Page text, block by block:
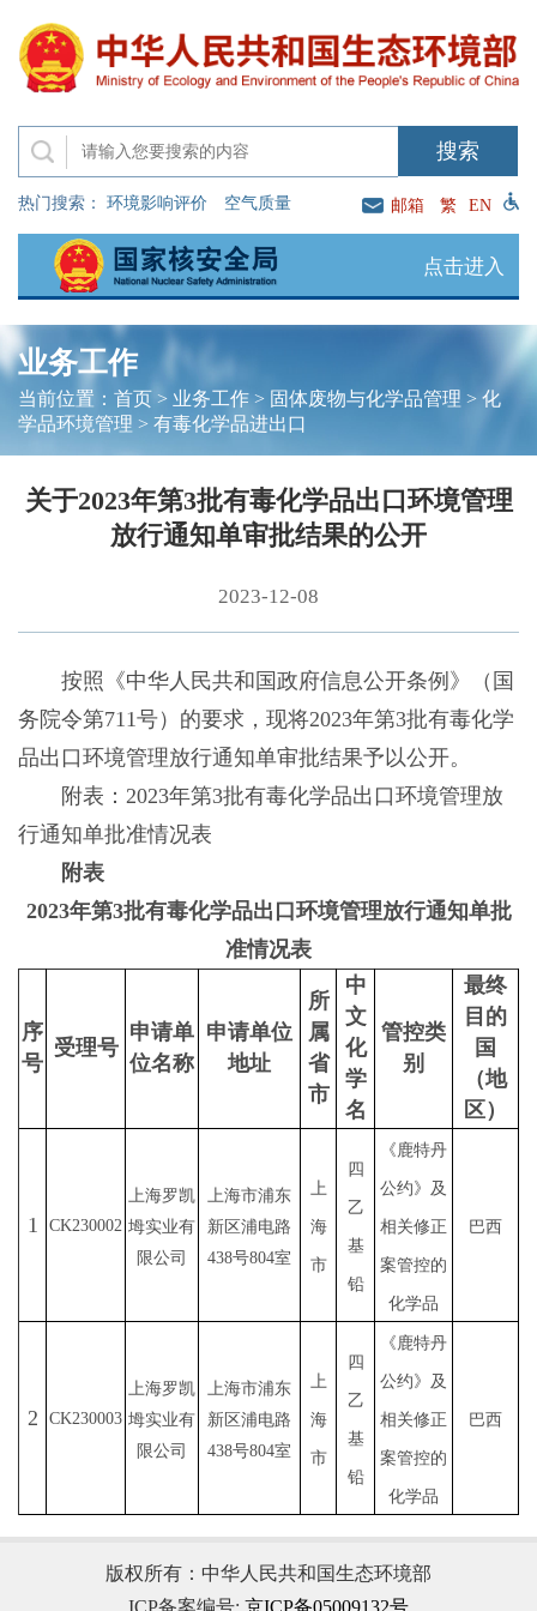
热门搜索： 环境影响评价 空气质量 邮箱 繁 EN
点击进入
业务工作
当前位置： 首页> 业务工作> 固体废物与化学品管理 > 化
学品环境管理 > 有毒化学品进出口
关于2023年第3批有毒化学品出口环境管理
放行通知单审批结果的公开
2023-12-08
按照《中华人民共和国政府信息公开条例》（国
务院令第711号）的要求，现将2023年第3批有毒化学
品出口环境管理放行通知单审批结果予以公开。
附表：2023年第3批有毒化学品出口环境管理放
行通知单批准情况表
附表
2023年第3批有毒化学品出口环境管理放行通知单批
准情况表
序
号
受理号
申请单
位名称
申请单位
地址
所
属
省
市
中
文
化
学
名
管控类
别
最终
目的
国
（地
区）
1 CK230002
上海罗凯
坶实业有
限公司
上海市浦东
新区浦电路
438号804室
上
海
市
四
乙
基
铅
《鹿特丹
公约》及
相关修正
案管控的
化学品
巴西
2 CK230003
上海罗凯
坶实业有
限公司
上海市浦东
新区浦电路
438号804室
上
海
市
四
乙
基
铅
《鹿特丹
公约》及
相关修正
案管控的
化学品
巴西
版权所有：中华人民共和国生态环境部
ICP备案编号: 京ICP备05009132号